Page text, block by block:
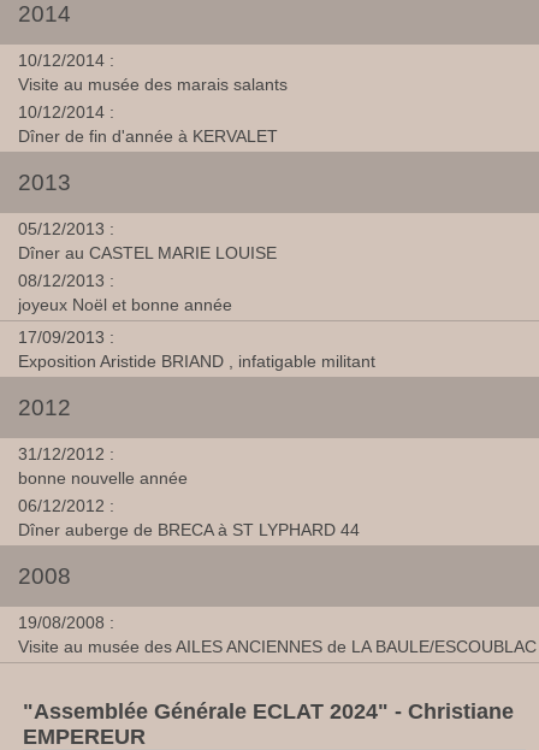
2014
10/12/2014 :
Visite au musée des marais salants
10/12/2014 :
Dîner de fin d'année à KERVALET
2013
05/12/2013 :
Dîner au CASTEL MARIE LOUISE
08/12/2013 :
joyeux Noël et bonne année
17/09/2013 :
Exposition Aristide BRIAND , infatigable militant
2012
31/12/2012 :
bonne nouvelle année
06/12/2012 :
Dîner auberge de BRECA à ST LYPHARD 44
2008
19/08/2008 :
Visite au musée des AILES ANCIENNES de LA BAULE/ESCOUBLAC
"Assemblée Générale ECLAT 2024" - Christiane
EMPEREUR